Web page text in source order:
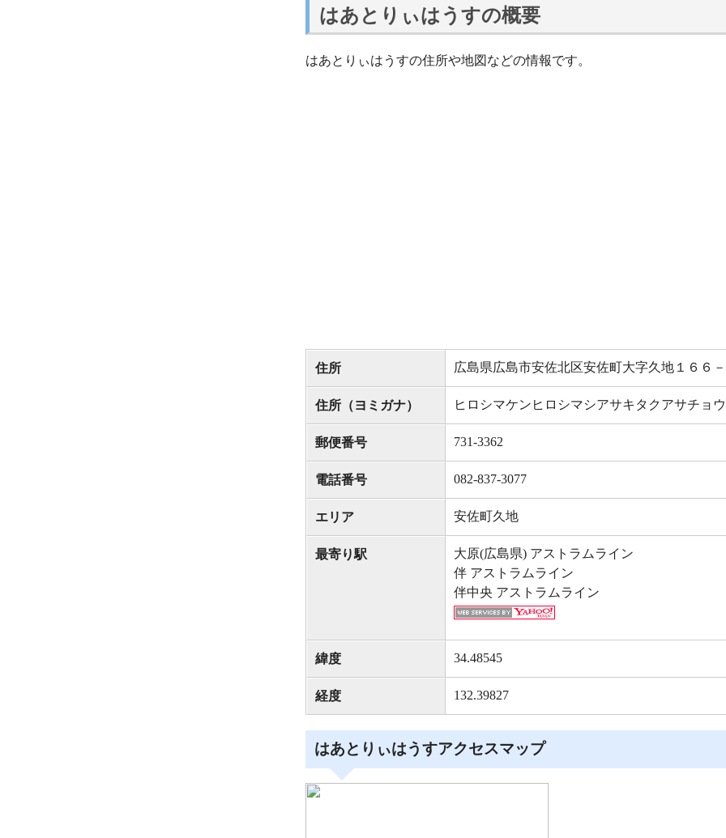
はあとりぃはうすの概要
はあとりぃはうすの住所や地図などの情報です。
住所 広島県広島市安佐北区安佐町大字久地１６６－
住所（ヨミガナ） ヒロシマケンヒロシマシアサキタクアサチョ
郵便番号 731-3362
電話番号 082-837-3077
エリア 安佐町久地
最寄り駅
大原(広島県) アストラムライン
伴 アストラムライン
伴中央 アストラムライン
緯度 34.48545
経度 132.39827
はあとりぃはうすアクセスマップ